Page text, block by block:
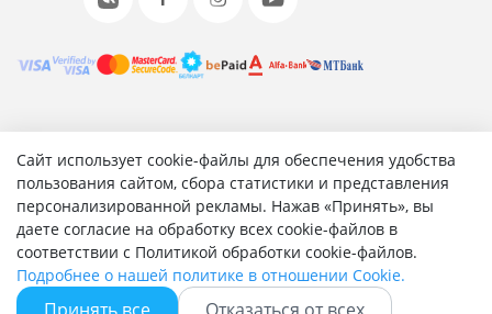
Сайт использует cookie-файлы для обеспечения удобства
пользования сайтом, сбора статистики и представления
персонализированной рекламы. Нажав «Принять», вы
даете согласие на обработку всех cookie-файлов в
соответствии с Политикой обработки cookie-файлов.
Подробнее о нашей политике в отношении Cookie.
© 2001-2026 «Битрикс», «1С-Битрикс». Работает на 1С-
Битрикс: Управление сайтом.
Согласие на обработку персональных данных
Отзыв согласия на обработку персональных данных
Политика обработки персональных данных
Соглашение об использовании сайта